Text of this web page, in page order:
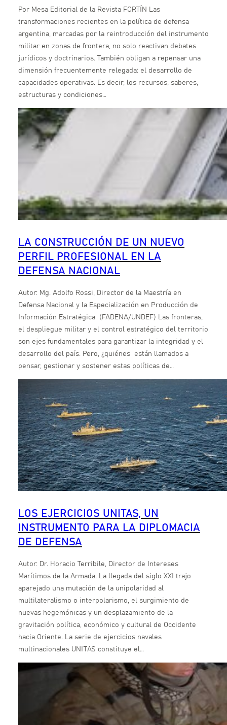
Por Mesa Editorial de la Revista FORTÍN Las
transformaciones recientes en la política de defensa
argentina, marcadas por la reintroducción del instrumento
militar en zonas de frontera, no solo reactivan debates
jurídicos y doctrinarios. También obligan a repensar una
dimensión frecuentemente relegada: el desarrollo de
capacidades operativas. Es decir, los recursos, saberes,
estructuras y condiciones…
LA CONSTRUCCIÓN DE UN NUEVO
PERFIL PROFESIONAL EN LA
DEFENSA NACIONAL
Autor: Mg. Adolfo Rossi, Director de la Maestría en
Defensa Nacional y la Especialización en Producción de
Información Estratégica (FADENA/UNDEF) Las fronteras,
el despliegue militar y el control estratégico del territorio
son ejes fundamentales para garantizar la integridad y el
desarrollo del país. Pero, ¿quiénes están llamados a
pensar, gestionar y sostener estas políticas de…
LOS EJERCICIOS UNITAS, UN
INSTRUMENTO PARA LA DIPLOMACIA
DE DEFENSA
Autor: Dr. Horacio Terribile, Director de Intereses
Marítimos de la Armada. La llegada del siglo XXI trajo
aparejado una mutación de la unipolaridad al
multilateralismo o interpolarismo, el surgimiento de
nuevas hegemónicas y un desplazamiento de la
gravitación política, económico y cultural de Occidente
hacia Oriente. La serie de ejercicios navales
multinacionales UNITAS constituye el…